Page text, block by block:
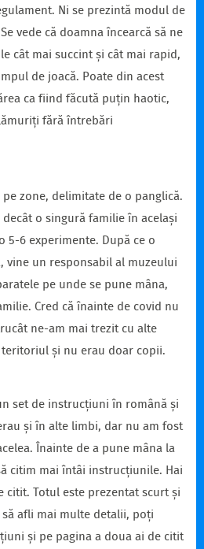
Ni se prezintă modul de
vede că doamna încearcă să ne
cât mai succint și cât mai rapid,
de joacă. Poate din acest
ca fiind făcută puțin haotic,
fără întrebări
zone, delimitate de o panglică.
o singură familie în același
5-6 experimente. După ce o
vine un responsabil al muzeului
pe unde se pune mâna,
Cred că înainte de covid nu
ne-am mai trezit cu alte
și nu erau doar copii.
set de instrucțiuni în română și
și în alte limbi, dar nu am fost
Înainte de a pune mâna la
citim mai întâi instrucțiunile. Hai
citit. Totul este prezentat scurt și
afli mai multe detalii, poți
și pe pagina a doua ai de citit